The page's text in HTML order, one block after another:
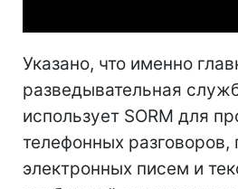
Указано, что именно
разведывательная
использует SORM для
телефонных разговоров,
электронных писем и